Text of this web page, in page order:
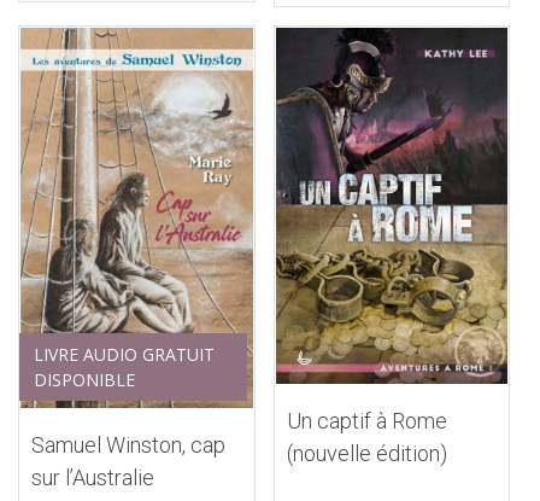
LIVRE AUDIO GRATUIT
DISPONIBLE
Samuel Winston, cap
sur l’Australie
Un captif à Rome
(nouvelle édition)